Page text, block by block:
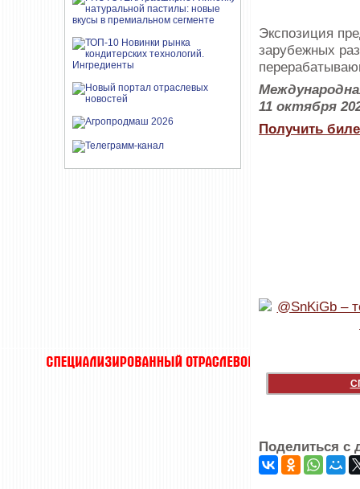
Экспозиция
зарубежных
11 октября
Получить
Поделиться с